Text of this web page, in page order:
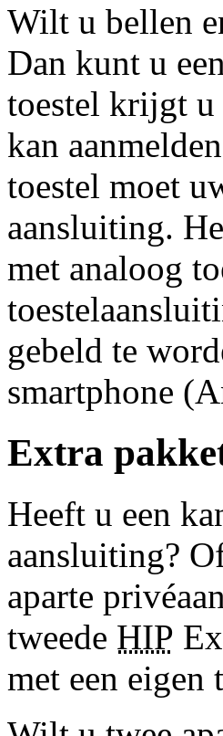
Wilt u bellen
Dan kunt u
toestel krijgt u
kan
toestel moet
aansluiting.
met analoog
gebeld te
smartphone
Extra
Heeft u een
aansluiting?
aparte
tweede HIP
met een eigen